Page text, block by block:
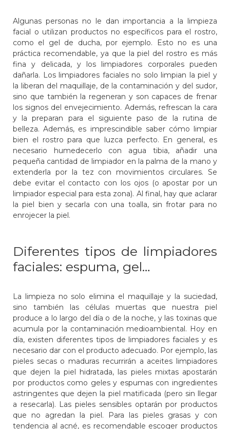
Algunas personas no le dan importancia a la limpieza
facial o utilizan productos no específicos para el rostro,
como el gel de ducha, por ejemplo. Esto no es una
práctica recomendable, ya que la piel del rostro es más
fina y delicada, y los limpiadores corporales pueden
dañarla. Los limpiadores faciales no solo limpian la piel y
la liberan del maquillaje, de la contaminación y del sudor,
sino que también la regeneran y son capaces de frenar
los signos del envejecimiento. Además, refrescan la cara
y la preparan para el siguiente paso de la rutina de
belleza. Además, es imprescindible saber cómo limpiar
bien el rostro para que luzca perfecto. En general, es
necesario humedecerlo con agua tibia, añadir una
pequeña cantidad de limpiador en la palma de la mano y
extenderla por la tez con movimientos circulares. Se
debe evitar el contacto con los ojos (o apostar por un
limpiador especial para esta zona). Al final, hay que aclarar
la piel bien y secarla con una toalla, sin frotar para no
enrojecer la piel.
Diferentes tipos de limpiadores
faciales: espuma, gel…
La limpieza no solo elimina el maquillaje y la suciedad,
sino también las células muertas que nuestra piel
produce a lo largo del día o de la noche, y las toxinas que
acumula por la contaminación medioambiental. Hoy en
día, existen diferentes tipos de limpiadores faciales y es
necesario dar con el producto adecuado. Por ejemplo, las
pieles secas o maduras recurrirán a aceites limpiadores
que dejen la piel hidratada, las pieles mixtas apostarán
por productos como geles y espumas con ingredientes
astringentes que dejen la piel matificada (pero sin llegar
a resecarla). Las pieles sensibles optarán por productos
que no agredan la piel. Para las pieles grasas y con
tendencia al acné, es recomendable escoger productos